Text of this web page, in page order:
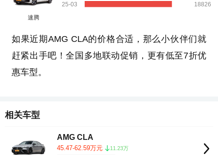
速腾
25-03
18826
如果近期AMG CLA的价格合适，那么小伙伴们就
赶紧出手吧！全国多地联动促销，更有低至7折优
惠车型。
相关车型
AMG CLA
45.47-62.59万元
11.23万